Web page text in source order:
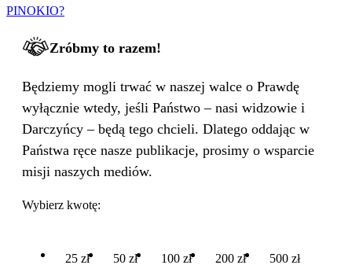
PINOKIO?
Zróbmy to razem!
Będziemy mogli trwać w naszej walce o Prawdę
wyłącznie wtedy, jeśli Państwo – nasi widzowie i
Darczyńcy – będą tego chcieli. Dlatego oddając w
Państwa ręce nasze publikacje, prosimy o wsparcie
misji naszych mediów.
Wybierz kwotę:
25 zł 50 zł 100 zł 200 zł 500 zł